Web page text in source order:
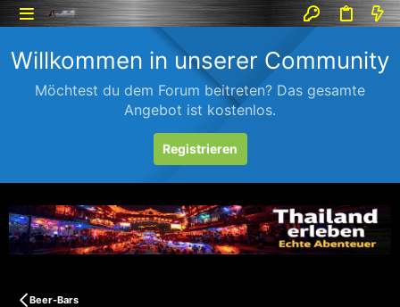
Willkommen in unserer Community
Möchtest du dem Forum beitreten? Das gesamte
Angebot ist kostenlos.
Registrieren
Beer-Bars